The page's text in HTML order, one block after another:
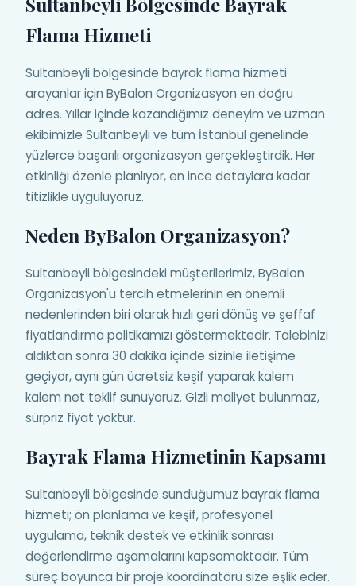
Flama Hizmeti
Sultanbeyli bölgesinde bayrak flama hizmeti
arayanlar için ByBalon Organizasyon en doğru
adres. Yıllar içinde kazandığımız deneyim ve uzman
ekibimizle Sultanbeyli ve tüm İstanbul genelinde
yüzlerce başarılı organizasyon gerçekleştirdik. Her
etkinliği özenle planlıyor, en ince detaylara kadar
titizlikle uyguluyoruz.
Neden ByBalon Organizasyon?
Sultanbeyli bölgesindeki müşterilerimiz, ByBalon
Organizasyon'u tercih etmelerinin en önemli
nedenlerinden biri olarak hızlı geri dönüş ve şeffaf
fiyatlandırma politikamızı göstermektedir. Talebinizi
aldıktan sonra 30 dakika içinde sizinle iletişime
geçiyor, aynı gün ücretsiz keşif yaparak kalem
kalem net teklif sunuyoruz. Gizli maliyet bulunmaz,
sürpriz fiyat yoktur.
Bayrak Flama Hizmetinin Kapsamı
Sultanbeyli bölgesinde sunduğumuz bayrak flama
hizmeti; ön planlama ve keşif, profesyonel
uygulama, teknik destek ve etkinlik sonrası
değerlendirme aşamalarını kapsamaktadır. Tüm
süreç boyunca bir proje koordinatörü size eşlik eder.